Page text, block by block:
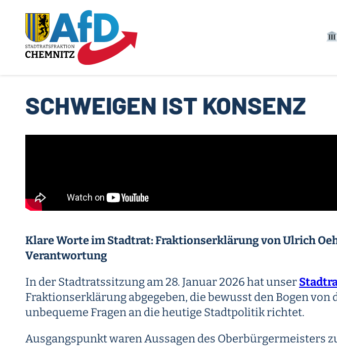
SCHWEIGEN IST KONSENZ
Klare Worte im Stadtrat: Fraktionserklärung von Ulrich
Verantwortung
In der Stadtratssitzung am 28. Januar 2026 hat unser
Fraktionserklärung abgegeben, die bewusst den Bogen
unbequeme Fragen an die heutige Stadtpolitik richtet.
Ausgangspunkt waren Aussagen des Oberbürgermeisters